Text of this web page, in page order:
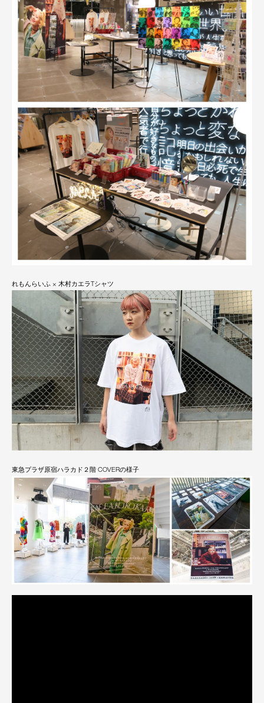
れもんらいふ × 木村カエラTシャツ
東急プラザ原宿ハラカド２階 COVERの様子